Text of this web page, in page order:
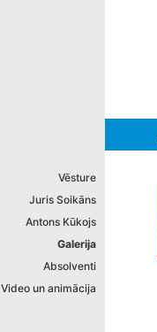
Vēsture
Juris Soikāns
Antons Kūkojs
Galerija
Absolventi
Video un animācija